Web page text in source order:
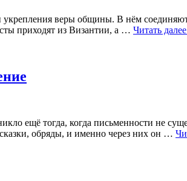
веры общины. В нём
приходят из Византии, а … Читать далее
ещё тогда, когда письменности не
обряды, и именно через них он …